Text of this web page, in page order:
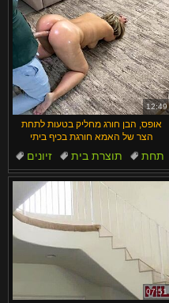
12:49
אופס, הבן חורג מחליק בטעות לתחת
הצר של האמא חורגת בכיף ביתי
זיונים תוצרת בית
תחת
סקס אנאלי
תאונה
07:51